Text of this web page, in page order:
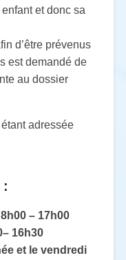
et donc sa
d’être prévenus
estdemandé de
au dossier
adressée
:
8h00 – 17h00
16h30
et le vendredi